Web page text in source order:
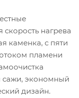
нагрева
каменка, с пяти
пламени
сажи, экономный
дизайн.